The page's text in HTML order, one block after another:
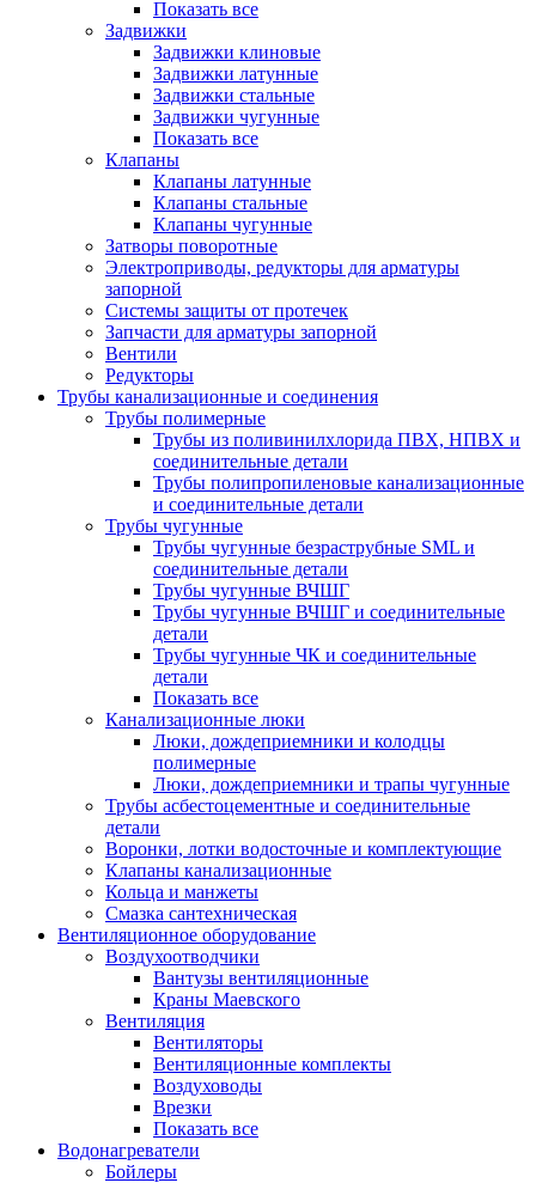
Показать все
Задвижки
Задвижки клиновые
Задвижки латунные
Задвижки стальные
Задвижки чугунные
Показать все
Клапаны
Клапаны латунные
Клапаны стальные
Клапаны чугунные
Затворы поворотные
Электроприводы, редукторы для арматуры
запорной
Системы защиты от протечек
Запчасти для арматуры запорной
Вентили
Редукторы
Трубы канализационные и соединения
Трубы полимерные
Трубы из поливинилхлорида ПВХ, НПВХ и
соединительные детали
Трубы полипропиленовые канализационные
и соединительные детали
Трубы чугунные
Трубы чугунные безраструбные SML и
соединительные детали
Трубы чугунные ВЧШГ
Трубы чугунные ВЧШГ и соединительные
детали
Трубы чугунные ЧК и соединительные
детали
Показать все
Канализационные люки
Люки, дождеприемники и колодцы
полимерные
Люки, дождеприемники и трапы чугунные
Трубы асбестоцементные и соединительные
детали
Воронки, лотки водосточные и комплектующие
Клапаны канализационные
Кольца и манжеты
Смазка сантехническая
Вентиляционное оборудование
Воздухоотводчики
Вантузы вентиляционные
Краны Маевского
Вентиляция
Вентиляторы
Вентиляционные комплекты
Воздуховоды
Врезки
Показать все
Водонагреватели
Бойлеры